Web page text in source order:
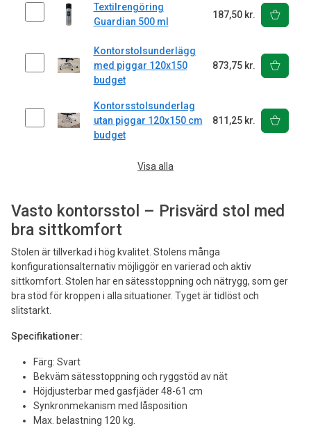
Vasto kontorsstol – Prisvärd stol med
bra sittkomfort
Stolen är tillverkad i hög kvalitet. Stolens många
konfigurationsalternativ möjliggör en varierad och aktiv
sittkomfort. Stolen har en sätesstoppning och nätrygg, som ger
bra stöd för kroppen i alla situationer. Tyget är tidlöst och
slitstarkt.
Specifikationer:
Färg: Svart
Bekväm sätesstoppning och ryggstöd av nät
Höjdjusterbar med gasfjäder 48-61 cm
Synkronmekanism med låsposition
Max. belastning 120 kg.
Textilrengöring
Guardian 500 ml
187,50 kr.
Kontorstolsunderlägg
med piggar 120x150
budget
873,75 kr.
Kontorsstolsunderlag
utan piggar 120x150 cm
budget
811,25 kr.
Visa alla